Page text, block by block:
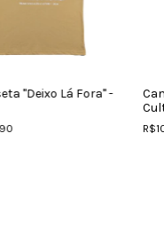
"Deixo Lá Fora" -